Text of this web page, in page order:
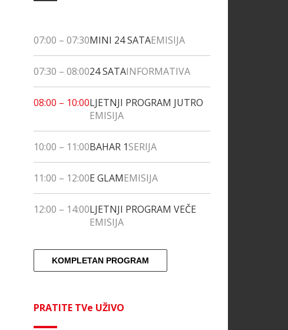
07:00 – 07:30MINI 24 SATAEMISIJA
07:30 – 08:0024 SATAINFORMATIVA
08:00 – 10:00LJETNJI PROGRAM JUTRO
EMISIJA
10:00 – 11:00BAHAR 1SERIJA
11:00 – 12:00E GLAMEMISIJA
12:00 – 14:00LJETNJI PROGRAM VEČE
EMISIJA
KOMPLETAN PROGRAM
PRATITE TVe UŽIVO